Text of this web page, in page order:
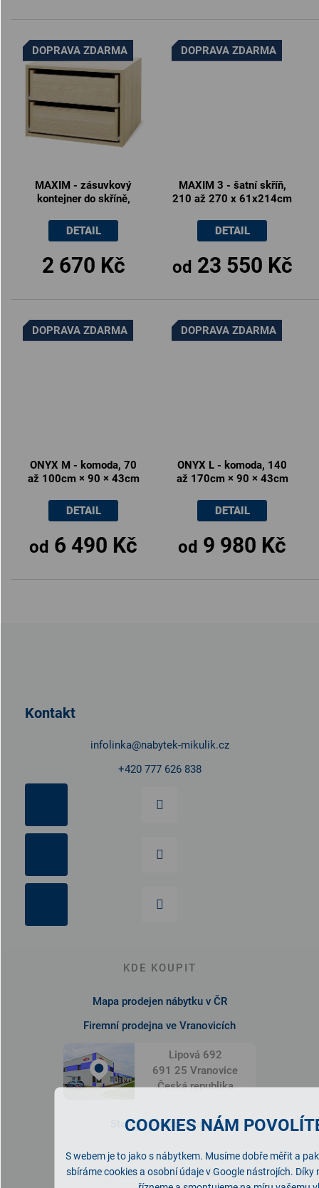
COOKIES NÁM
S webem je to jako s nábytkem. Musíme dobře měřit a
sbíráme cookies a osobní údaje v Google nástrojích. Díky
DOPRAVA ZDARMA
MAXIM - zásuvkový
kontejner do skříně,
2 670 Kč
DETAIL
DOPRAVA ZDARMA
MAXIM 3 - šatní skříň,
210 až 270 x 61x214cm
od 23 550 Kč
DETAIL
DOPRAVA ZDARMA
ONYX M - komoda, 70
až 100cm × 90 × 43cm
od 6 490 Kč
DETAIL
DOPRAVA ZDARMA
ONYX L - komoda, 140
až 170cm × 90 × 43cm
od 9 980 Kč
DETAIL
Kontakt
infolinka@nabytek-mikulik.cz
+420 777 626 838
KDE KOUPIT
Mapa prodejen nábytku v ČR
Firemní prodejna ve Vranovicích
Lipová 692
691 25 Vranovice
Česká republika
Staňte se prodejcem
NABÍDKA NÁBYTKU